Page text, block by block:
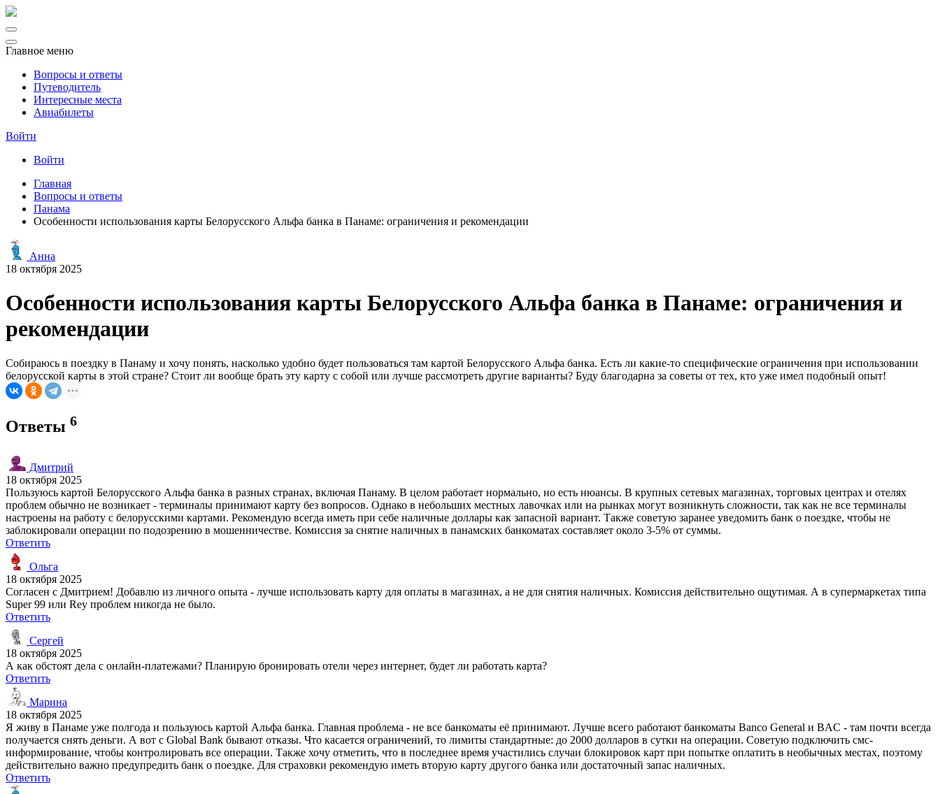
Главное меню
Вопросы и ответы
Путеводитель
Интересные места
Авиабилеты
Войти
Войти
Главная
Вопросы и ответы
Панама
Особенности использования карты Белорусского Альфа банка в Панаме: ограничения и рекомендации
Анна
18 октября 2025
Особенности использования карты Белорусского Альфа банка в Панаме: ограничения и
рекомендации
Собираюсь в поездку в Панаму и хочу понять, насколько удобно будет пользоваться там картой Белорусского Альфа банка. Есть ли какие-то специфические ограничения при использовании
белорусской карты в этой стране? Стоит ли вообще брать эту карту с собой или лучше рассмотреть другие варианты? Буду благодарна за советы от тех, кто уже имел подобный опыт!
Ответы 6
Дмитрий
18 октября 2025
Пользуюсь картой Белорусского Альфа банка в разных странах, включая Панаму. В целом работает нормально, но есть нюансы. В крупных сетевых магазинах, торговых центрах и отелях
проблем обычно не возникает - терминалы принимают карту без вопросов. Однако в небольших местных лавочках или на рынках могут возникнуть сложности, так как не все терминалы
настроены на работу с белорусскими картами. Рекомендую всегда иметь при себе наличные доллары как запасной вариант. Также советую заранее уведомить банк о поездке, чтобы не
заблокировали операции по подозрению в мошенничестве. Комиссия за снятие наличных в панамских банкоматах составляет около 3-5% от суммы.
Ответить
Ольга
18 октября 2025
Согласен с Дмитрием! Добавлю из личного опыта - лучше использовать карту для оплаты в магазинах, а не для снятия наличных. Комиссия действительно ощутимая. А в супермаркетах типа
Super 99 или Rey проблем никогда не было.
Ответить
Сергей
18 октября 2025
А как обстоят дела с онлайн-платежами? Планирую бронировать отели через интернет, будет ли работать карта?
Ответить
Марина
18 октября 2025
Я живу в Панаме уже полгода и пользуюсь картой Альфа банка. Главная проблема - не все банкоматы её принимают. Лучше всего работают банкоматы Banco General и BAC - там почти всегда
получается снять деньги. А вот с Global Bank бывают отказы. Что касается ограничений, то лимиты стандартные: до 2000 долларов в сутки на операции. Советую подключить смс-
информирование, чтобы контролировать все операции. Также хочу отметить, что в последнее время участились случаи блокировок карт при попытке оплатить в необычных местах, поэтому
действительно важно предупредить банк о поездке. Для страховки рекомендую иметь вторую карту другого банка или достаточный запас наличных.
Ответить